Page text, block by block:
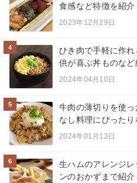
食感など特徴を紹介
2023年12月29日
4
ひき肉で手軽に作
供が喜ぶ丼ものなど
2024年04月10日
5
牛肉の薄切りを使
なし料理にぴったり
2024年01月13日
6
生ハムのアレンジ
ンのおかずまで紹介